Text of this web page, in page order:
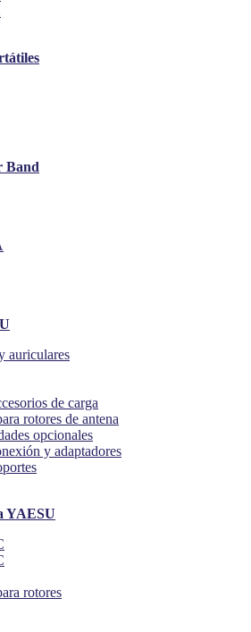
Band
auriculares
de carga
rotores de antena
opcionales
y adaptadores
YAESU
rotores